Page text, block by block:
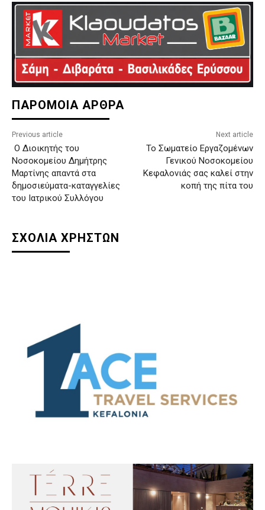
ΠΑΡΟΜΟΙΑ ΑΡΘΡΑ
Previous article
Ο Διοικητής του
Νοσοκομείου Δημήτρης
Μαρτίνης απαντά στα
δημοσιεύματα-καταγγελίες
του Ιατρικού Συλλόγου
Next article
To Σωματείο Εργαζομένων
Γενικού Νοσοκομείου
Κεφαλονιάς σας καλεί στην
κοπή της πίτα του
ΣΧΟΛΙΑ ΧΡΗΣΤΩΝ